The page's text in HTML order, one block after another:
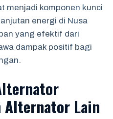
menjadi komponen kunci
energi di Nusa
yang efektif dari
dampak positif bagi
Alternator Lain